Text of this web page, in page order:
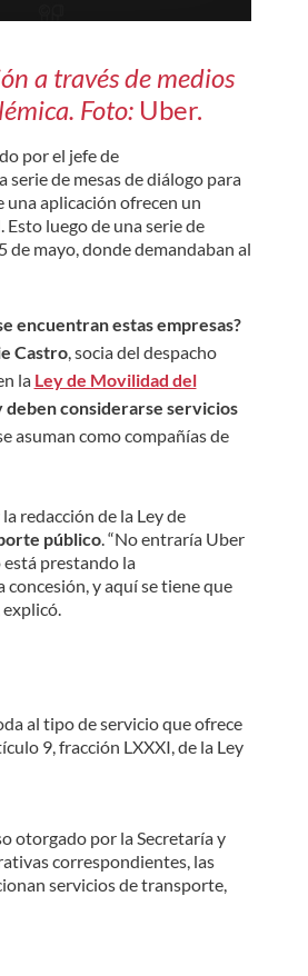
a través de medios
Foto: Uber.
por el jefe de
de mesas de diálogo para
una aplicación ofrecen un
Esto luego de una serie de
de mayo, donde demandaban al
encuentran estas empresas?
Castro, socia del despacho
la Ley de Movilidad del
deben considerarse servicios
asuman como compañías de
redacción de la Ley de
público. “No entraría Uber
prestando la
y aquí se tiene que
al tipo de servicio que ofrece
9, fracción LXXXI, de la Ley
otorgado por la Secretaría y
correspondientes, las
servicios de transporte,